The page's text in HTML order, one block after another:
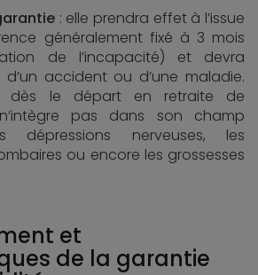
: elle prendra effet à l’issue
généralement fixé à 3 mois
de l’incapacité) et devra
accident ou d’une maladie.
dès le départ en retraite de
pas dans son champ
dépressions nerveuses, les
ou encore les grossesses
et
de la garantie